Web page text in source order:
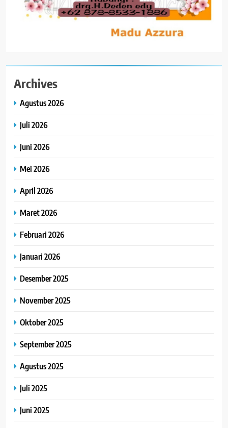
Archives
Agustus 2026
Juli 2026
Juni 2026
Mei 2026
April 2026
Maret 2026
Februari 2026
Januari 2026
Desember 2025
November 2025
Oktober 2025
September 2025
Agustus 2025
Juli 2025
Juni 2025